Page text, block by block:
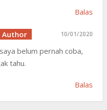
Balas
10/01/2020
belum pernah coba,
tahu.
Balas